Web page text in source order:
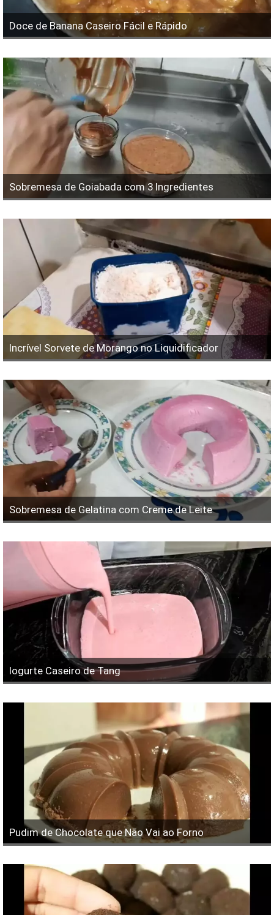
Doce de Banana Caseiro Fácil e Rápido
Sobremesa de Goiabada com 3 Ingredientes
Incrível Sorvete de Morango no Liquidificador
Sobremesa de Gelatina com Creme de Leite
Iogurte Caseiro de Tang
Pudim de Chocolate que Não Vai ao Forno